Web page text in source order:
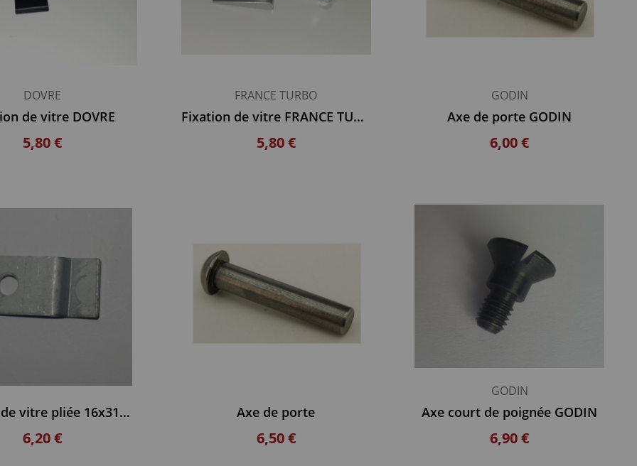
DOVRE
de vitre DOVRE
5,80 €
FRANCE TURBO
Fixation de vitre FRANCE TURBO
5,80 €
GODIN
Axe de porte GODIN
6,00 €
Fixation de vitre pliée 16x31mm SUPRA
6,20 €
Axe de porte
6,50 €
GODIN
Axe court de poignée GODIN
6,90 €